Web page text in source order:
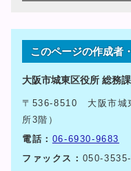
このページの作成者
大阪市城東区役所 総務
〒536-8510 大阪市城
所3階）
電話： 06-6930-9683
ファックス： 050-